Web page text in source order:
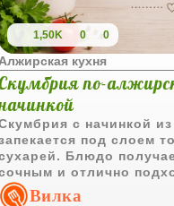
1,50K 0 0
Алжирская кухня
по-
с начинкой
под слоем
Блюдо
и отлично
повседневного, так и
Вилка